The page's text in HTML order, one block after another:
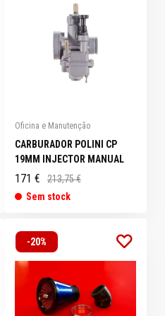
Oficina e Manutenção
CARBURADOR POLINI CP
19MM INJECTOR MANUAL
171 €
213,75 €
Sem stock
-20%